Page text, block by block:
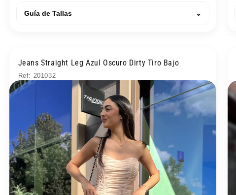
Guía de Tallas ⌄
Jeans Straight Leg Azul Oscuro Dirty Tiro Bajo
Ref: 201032